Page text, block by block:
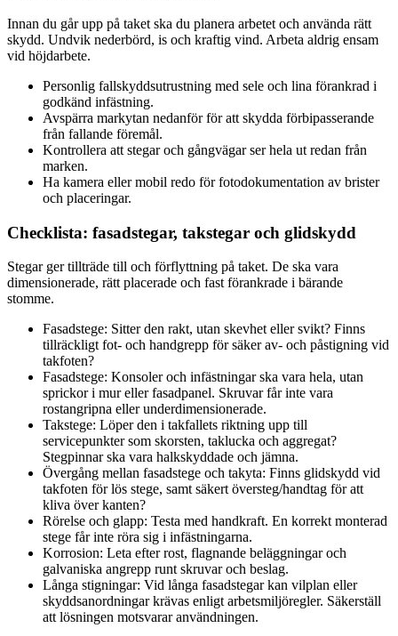
Innan du går upp på taket ska du planera arbetet och använda rätt
skydd. Undvik nederbörd, is och kraftig vind. Arbeta aldrig ensam
vid höjdarbete.
Personlig fallskyddsutrustning med sele och lina förankrad i
godkänd infästning.
Avspärra markytan nedanför för att skydda förbipasserande
från fallande föremål.
Kontrollera att stegar och gångvägar ser hela ut redan från
marken.
Ha kamera eller mobil redo för fotodokumentation av brister
och placeringar.
Checklista: fasadstegar, takstegar och glidskydd
Stegar ger tillträde till och förflyttning på taket. De ska vara
dimensionerade, rätt placerade och fast förankrade i bärande
stomme.
Fasadstege: Sitter den rakt, utan skevhet eller svikt? Finns
tillräckligt fot- och handgrepp för säker av- och påstigning vid
takfoten?
Fasadstege: Konsoler och infästningar ska vara hela, utan
sprickor i mur eller fasadpanel. Skruvar får inte vara
rostangripna eller underdimensionerade.
Takstege: Löper den i takfallets riktning upp till
servicepunkter som skorsten, taklucka och aggregat?
Stegpinnar ska vara halkskyddade och jämna.
Övergång mellan fasadstege och takyta: Finns glidskydd vid
takfoten för lös stege, samt säkert översteg/handtag för att
kliva över kanten?
Rörelse och glapp: Testa med handkraft. En korrekt monterad
stege får inte röra sig i infästningarna.
Korrosion: Leta efter rost, flagnande beläggningar och
galvaniska angrepp runt skruvar och beslag.
Långa stigningar: Vid långa fasadstegar kan vilplan eller
skyddsanordningar krävas enligt arbetsmiljöregler. Säkerställ
att lösningen motsvarar användningen.